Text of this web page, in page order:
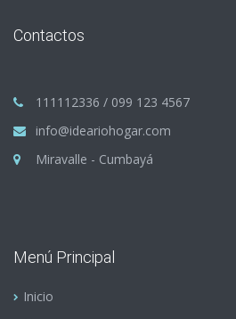
Contactos
111112336 / 099 123 4567
info@ideariohogar.com
Miravalle - Cumbayá
Menú Principal
Inicio